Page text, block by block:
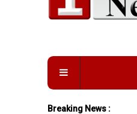
Breaking News :